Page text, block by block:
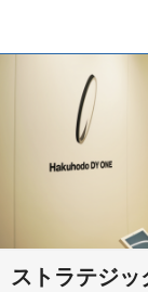
ストラテジッ